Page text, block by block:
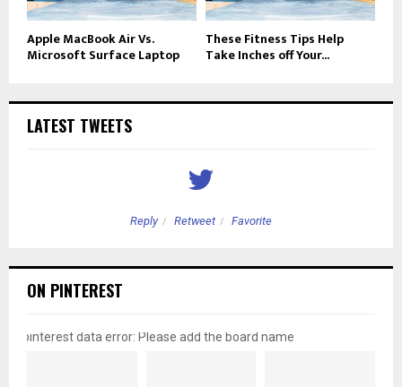
Apple MacBook Air Vs.
Microsoft Surface Laptop
These Fitness Tips Help
Take Inches off Your...
LATEST TWEETS
Reply Retweet Favorite
ON PINTEREST
pinterest data error: Please add the board name